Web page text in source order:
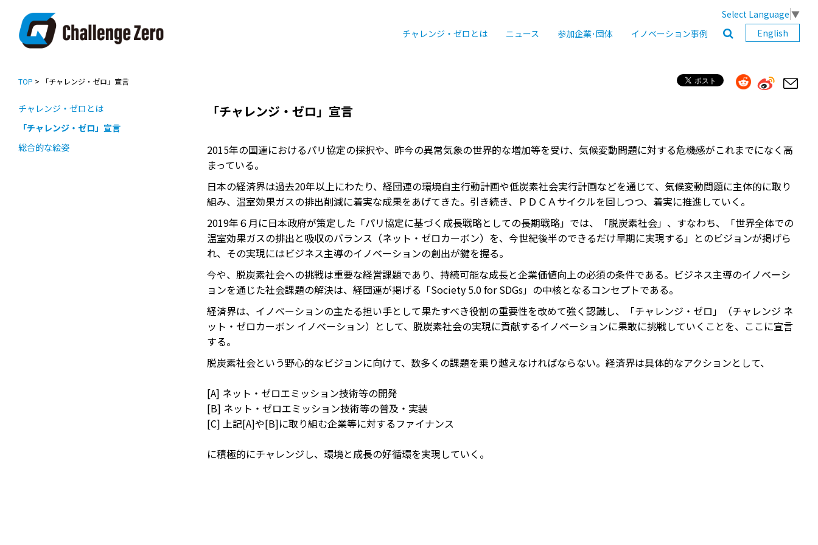
Select Language ▼
チャレンジ・ゼロとは
ニュース 参加企業･団体 イノベーション事例 English
TOP > 「チャレンジ・ゼロ」宣言
チャレンジ・ゼロとは
「チャレンジ・ゼロ」宣言
総合的な絵姿
「チャレンジ・ゼロ」宣言
2015年の国連におけるパリ協定の採択や、昨今の異常気象の世界的な増加等を受け、気候変動問題に対する危機感がこれまでになく高
まっている。
日本の経済界は過去20年以上にわたり、経団連の環境自主行動計画や低炭素社会実行計画などを通じて、気候変動問題に主体的に取り
組み、温室効果ガスの排出削減に着実な成果をあげてきた。引き続き、ＰＤＣＡサイクルを回しつつ、着実に推進していく。
2019年６月に日本政府が策定した「パリ協定に基づく成長戦略としての長期戦略」では、「脱炭素社会」、すなわち、「世界全体での
温室効果ガスの排出と吸収のバランス（ネット・ゼロカーボン）を、今世紀後半のできるだけ早期に実現する」とのビジョンが掲げら
れ、その実現にはビジネス主導のイノベーションの創出が鍵を握る。
今や、脱炭素社会への挑戦は重要な経営課題であり、持続可能な成長と企業価値向上の必須の条件である。ビジネス主導のイノベーシ
ョンを通じた社会課題の解決は、経団連が掲げる「Society 5.0 for SDGs」の中核となるコンセプトである。
経済界は、イノベーションの主たる担い手として果たすべき役割の重要性を改めて強く認識し、「チャレンジ・ゼロ」（チャレンジ ネ
ット・ゼロカーボン イノベーション）として、脱炭素社会の実現に貢献するイノベーションに果敢に挑戦していくことを、ここに宣言
する。
脱炭素社会という野心的なビジョンに向けて、数多くの課題を乗り越えなければならない。経済界は具体的なアクションとして、
[A] ネット・ゼロエミッション技術等の開発
[B] ネット・ゼロエミッション技術等の普及・実装
[C] 上記[A]や[B]に取り組む企業等に対するファイナンス
に積極的にチャレンジし、環境と成長の好循環を実現していく。